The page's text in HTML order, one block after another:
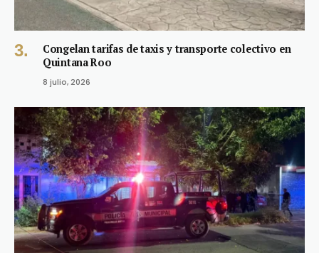
Congelan tarifas de taxis y transporte colectivo en
Quintana Roo
8 julio, 2026